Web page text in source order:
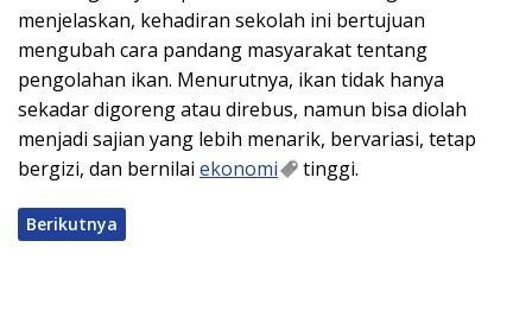
menjelaskan, kehadiran sekolah ini bertujuan
mengubah cara pandang masyarakat tentang
pengolahan ikan. Menurutnya, ikan tidak hanya
sekadar digoreng atau direbus, namun bisa diolah
menjadi sajian yang lebih menarik, bervariasi, tetap
bergizi, dan bernilai ekonomi tinggi.
Berikutnya